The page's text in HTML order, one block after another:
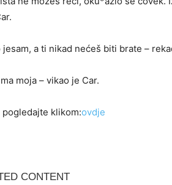
jesam, a ti nikad nećeš biti brate –
moja – vikao je Car.
klikom:ovdje